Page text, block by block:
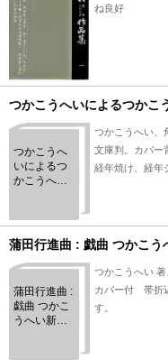
ね良好
つかこうへいによるつかこ
つかこうへ
いによるつ
かこうへい
庫）
つかこうへい、
文庫判。カバー
経年焼け、経年
蒲田行進曲 : 戯曲 つかこう
蒲田行進曲 :
戯曲 つかこ
うへい新作
つかこうへい
カバー付 帯折
す。